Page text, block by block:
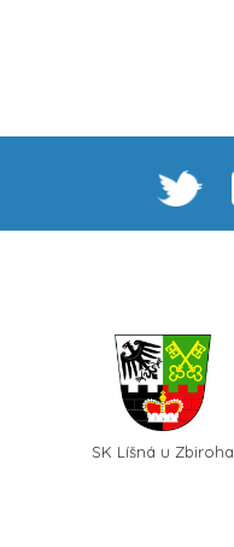
SK Líšná u Zbiroha